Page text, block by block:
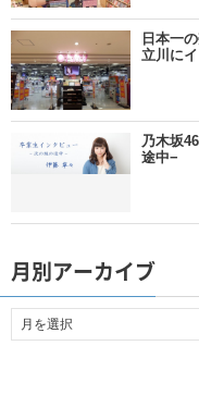
日本一
立川に
乃木坂
途中−
月別アーカイブ